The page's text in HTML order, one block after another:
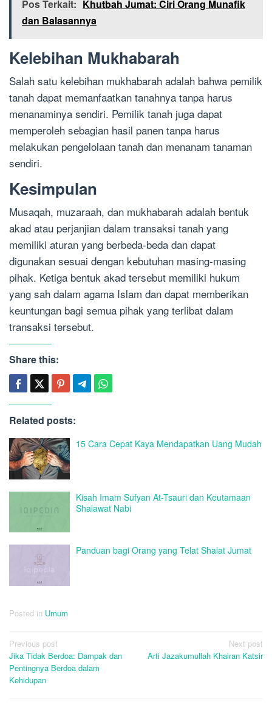
Pos Terkait: Khutbah Jumat: Ciri Orang Munafik
dan Balasannya
Kelebihan Mukhabarah
Salah satu kelebihan mukhabarah adalah bahwa pemilik
tanah dapat memanfaatkan tanahnya tanpa harus
menanaminya sendiri. Pemilik tanah juga dapat
memperoleh sebagian hasil panen tanpa harus
melakukan pengelolaan tanah dan menanam tanaman
sendiri.
Kesimpulan
Musaqah, muzaraah, dan mukhabarah adalah bentuk
akad atau perjanjian dalam transaksi tanah yang
memiliki aturan yang berbeda-beda dan dapat
digunakan sesuai dengan kebutuhan masing-masing
pihak. Ketiga bentuk akad tersebut memiliki hukum
yang sah dalam agama Islam dan dapat memberikan
keuntungan bagi semua pihak yang terlibat dalam
transaksi tersebut.
Share this:
Related posts:
15 Cara Cepat Kaya Mendapatkan Uang Mudah
Kisah Imam Sufyan At-Tsauri dan Keutamaan
Shalawat Nabi
Panduan bagi Orang yang Telat Shalat Jumat
Posted in Umum
Post
navigation
Previous post
Jika Tidak Berdoa: Dampak dan
Pentingnya Berdoa dalam
Kehidupan
Next post
Arti Jazakumullah Khairan Katsir